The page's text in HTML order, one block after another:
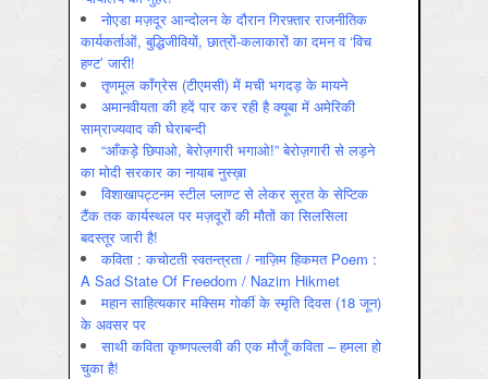
नोएडा मज़दूर आन्दोलन के दौरान गिरफ़्तार राजनीतिक
कार्यकर्ताओं, बुद्धिजीवियों, छात्रों-कलाकारों का दमन व ‘विच
हण्ट’ जारी!
तृणमूल काँग्रेस (टीएमसी) में मची भगदड़ के मायने
अमानवीयता की हदें पार कर रही है क्यूबा में अमेरिकी
साम्राज्यवाद की घेराबन्दी
“आँकड़े छिपाओ, बेरोज़गारी भगाओ!” बेरोज़गारी से लड़ने
का मोदी सरकार का नायाब नुस्ख़ा
विशाखापट्टनम स्टील प्लाण्ट से लेकर सूरत के सेप्टिक
टैंक तक कार्यस्थल पर मज़दूरों की मौतों का सिलसिला
बदस्तूर जारी है!
कविता : कचोटती स्वतन्त्रता / नाज़िम हिकमत Poem :
A Sad State Of Freedom / Nazim Hikmet
महान साहित्यकार मक्सिम गोर्की के स्मृति दिवस (18 जून)
के अवसर पर
साथी कविता कृष्णपल्लवी की एक मौजूँ कविता – हमला हो
चुका है!